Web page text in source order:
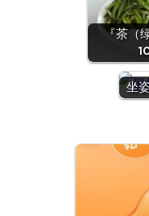
『茶（
坐